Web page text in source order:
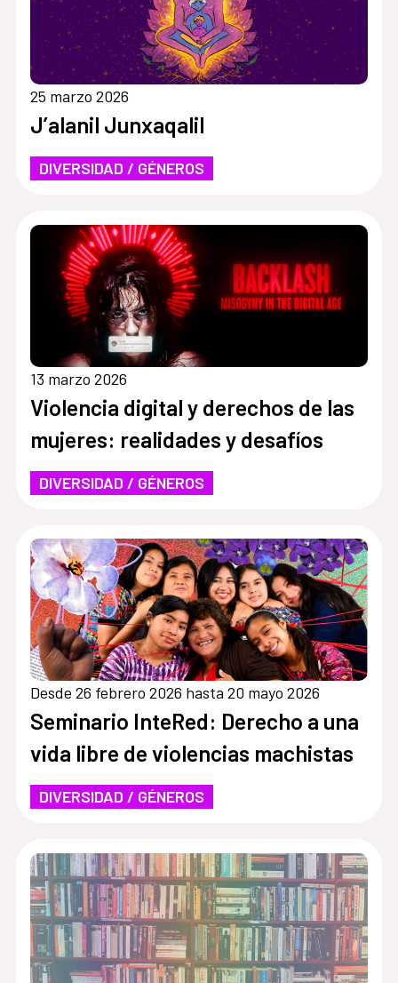
25 marzo 2026
J’alanil Junxaqalil
DIVERSIDAD / GÉNEROS
13 marzo 2026
Violencia digital y derechos de las
mujeres: realidades y desafíos
DIVERSIDAD / GÉNEROS
Desde 26 febrero 2026 hasta 20 mayo 2026
Seminario InteRed: Derecho a una
vida libre de violencias machistas
DIVERSIDAD / GÉNEROS